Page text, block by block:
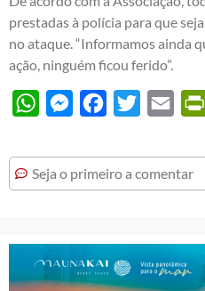
prestadas à polícia para que
no ataque. “Informamos ainda
ação, ninguém ficou ferido”.
WhatsAppMessengerFacebook
Twitter Email
Seja o primeiro a comentar